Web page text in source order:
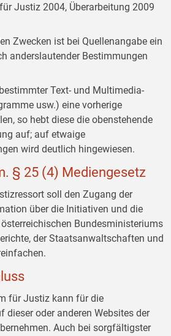
Justiz 2004, Überarbeitung 2009
Zwecken ist bei Quellenangabe ein
anderslautender Bestimmungen
Text- und Multimedia-
usw.) eine vorherige
so hebt diese die obenstehende
auf; auf etwaige
wird deutlich hingewiesen.
§ 25 (4) Mediengesetz
soll den Zugang der
über die Initiativen und die
Bundesministeriums
der Staatsanwaltschaften und
für Justiz kann für die
dieser oder anderen Websites der
Auch bei sorgfältigster